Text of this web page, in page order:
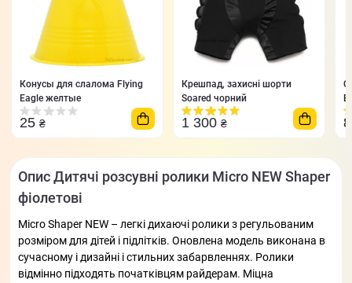
Конусы для слалома Flying
Eagle желтые
25 ₴
Крешпад, захисні шорти
Soared чорний
1 300 ₴
Опис Дитячі розсувні ролики Micro NEW Shaper
фіолетові
Micro Shaper NEW – легкі дихаючі ролики з регульованим
розміром для дітей і підлітків. Оновлена модель виконана в
сучасному і дизайні і стильних забарвленнях. Ролики
відмінно підходять початківцям райдерам. Міцна